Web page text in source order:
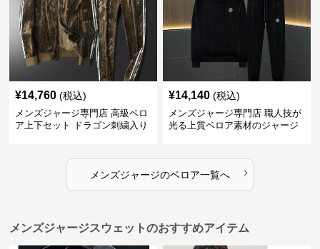
¥14,760 (税込)
メンズジャージ専門店 高級ベロ
ア上下セット ドラゴン刺繍入り
¥14,140 (税込)
メンズジャージ専門店 職人技が
光る上質ベロア素材のジャージ
メンズジャージのベロア一覧へ ›
メンズジャージスウェットのおすすめアイテム